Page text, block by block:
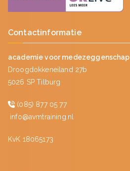
Contactinformatie
academie voor medezeggenschap
Droogdokkeneiland 27b
5026 SP Tilburg
(085) 877 05 77
info@avmtraining.nl
KvK 18065173